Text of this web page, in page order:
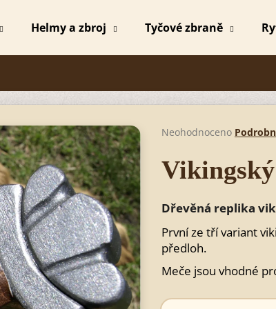
Helmy a zbroj Tyčové zbraně
Průměrné
produktu
je
5
Neohodnoceno
Dřevěná replika
První ze tří variant
předloh.
Meče jsou vhodné
Doporučujeme
MICHAEL BEZBARVÝ